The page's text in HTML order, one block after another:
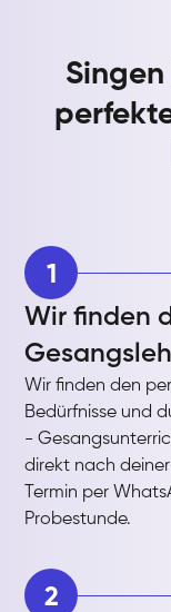
1
Wir finden
Wir finden den
Bedürfnisse und
-
direkt nach
Termin per
Probestunde.
2